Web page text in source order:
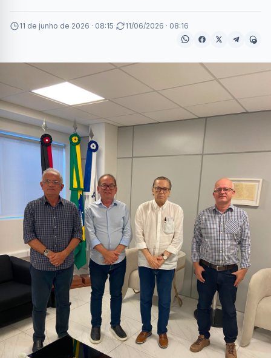
11 de junho de 2026 · 08:15· 11/06/2026 · 08:16